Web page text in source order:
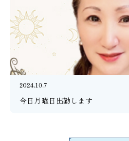
2024.10.7
今日月曜日出勤します